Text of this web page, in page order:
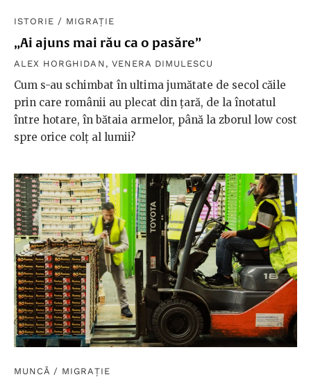
ISTORIE / MIGRAȚIE
„Ai ajuns mai rău ca o pasăre”
ALEX HORGHIDAN , VENERA DIMULESCU
Cum s-au schimbat în ultima jumătate de secol căile
prin care românii au plecat din țară, de la înotatul
între hotare, în bătaia armelor, până la zborul low cost
spre orice colț al lumii?
MUNCĂ / MIGRAȚIE